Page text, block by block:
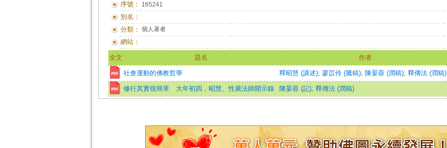
序號： 165241
別名：
分類： 個人著者
網站：
全文 題名 作者
社會運動的佛教哲學 釋昭慧 (講述); 廖苡伶 (騰稿); 陳晏蓉 (潤稿); 釋傳法 (潤稿)
修行其實很簡單 大年初四，昭慧、性廣法師開示錄 陳晏蓉 (記); 釋傳法 (潤稿)